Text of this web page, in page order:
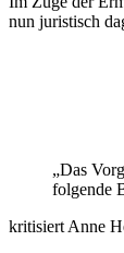
nun juristisch
„Das
folgende
kritisiert Anne